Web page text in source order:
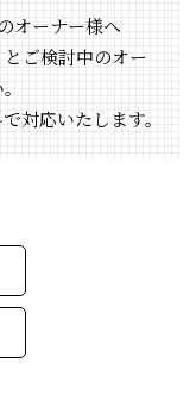
オーナー様へ
ご検討中のオー
対応いたします。